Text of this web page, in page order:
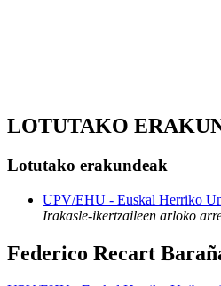
LOTUTAKO
Lotutako erakundeak
UPV/EHU - Euskal Herriko
Irakasle-ikertzaileen arloko
Federico Recart